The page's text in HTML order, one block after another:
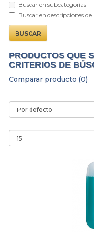
Buscar en subcategorías
Buscar en descripciones
PRODUCTOS QUE
CRITERIOS DE
Comparar producto (0)